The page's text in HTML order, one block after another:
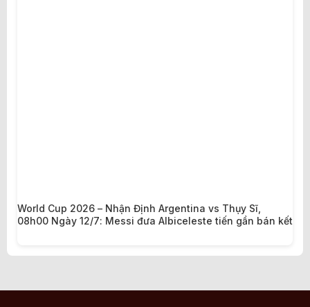
World Cup 2026 – Nhận Định Argentina vs Thụy Sĩ,
08h00 Ngày 12/7: Messi đưa Albiceleste tiến gần bán kết